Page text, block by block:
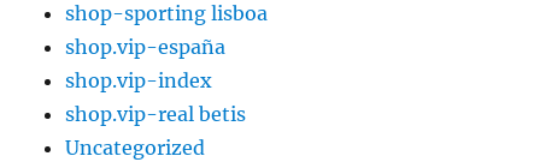
shop-sporting lisboa
shop.vip-españa
shop.vip-index
shop.vip-real betis
Uncategorized